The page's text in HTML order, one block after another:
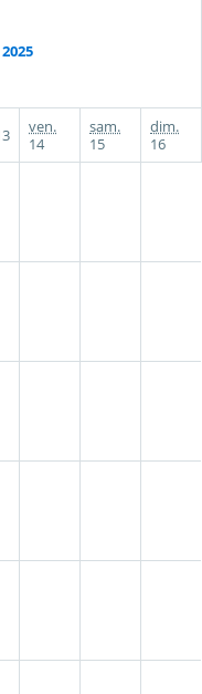
ven.
14
sam.
15
dim.
16